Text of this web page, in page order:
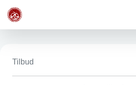
Tilbud